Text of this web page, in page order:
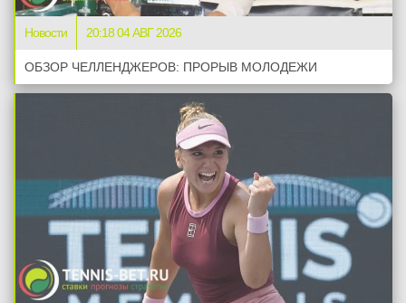
Новости 20:18 04 АВГ 2026
ОБЗОР ЧЕЛЛЕНДЖЕРОВ: ПРОРЫВ МОЛОДЕЖИ